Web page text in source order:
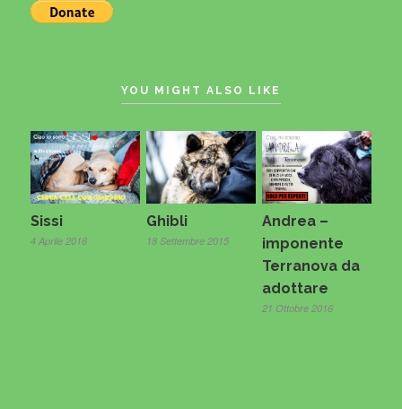
YOU MIGHT ALSO LIKE
Sissi
4 Aprile 2016
Ghibli
18 Settembre 2015
Andrea –
imponente
Terranova da
adottare
21 Ottobre 2016